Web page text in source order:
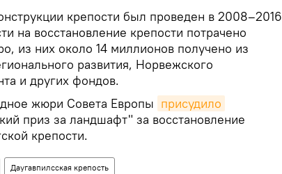
крепости был проведен в 2008–2016
на восстановление крепости потрачено
из них около 14 миллионов получено из
развития, Норвежского
и других фондов.
жюри Совета Европы присудило
приз за ландшафт" за восстановление
крепости.
Даугавпилсская крепость